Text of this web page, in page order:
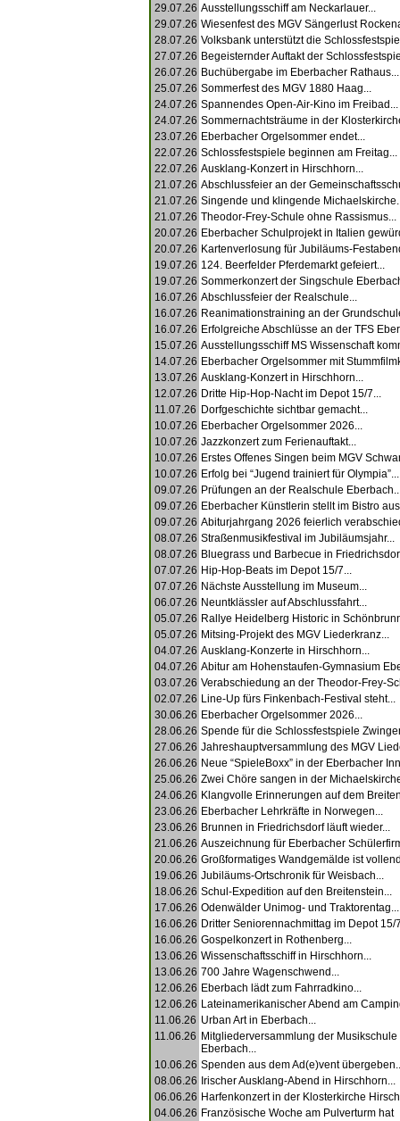
29.07.26 Ausstellungsschiff am Neckarlauer...
29.07.26 Wiesenfest des MGV Sängerlust
28.07.26 Volksbank unterstützt die
27.07.26 Begeisternder Auftakt der
26.07.26 Buchübergabe im Eberbacher Rathaus...
25.07.26 Sommerfest des MGV 1880 Haag...
24.07.26 Spannendes Open-Air-Kino im Freibad...
24.07.26 Sommernachtsträume in der
23.07.26 Eberbacher Orgelsommer endet...
22.07.26 Schlossfestspiele beginnen am Freitag...
22.07.26 Ausklang-Konzert in Hirschhorn...
21.07.26 Abschlussfeier an der
21.07.26 Singende und klingende
21.07.26 Theodor-Frey-Schule ohne Rassismus...
20.07.26 Eberbacher Schulprojekt in Italien
20.07.26 Kartenverlosung für Jubiläums-
19.07.26 124. Beerfelder Pferdemarkt gefeiert...
19.07.26 Sommerkonzert der Singschule
16.07.26 Abschlussfeier der Realschule...
16.07.26 Reanimationstraining an der
16.07.26 Erfolgreiche Abschlüsse an der TFS
15.07.26 Ausstellungsschiff MS Wissenschaft
14.07.26 Eberbacher Orgelsommer mit
13.07.26 Ausklang-Konzert in Hirschhorn...
12.07.26 Dritte Hip-Hop-Nacht im Depot 15/7...
11.07.26 Dorfgeschichte sichtbar gemacht...
10.07.26 Eberbacher Orgelsommer 2026...
10.07.26 Jazzkonzert zum Ferienauftakt...
10.07.26 Erstes Offenes Singen beim MGV
10.07.26 Erfolg bei “Jugend trainiert für Olympia”...
09.07.26 Prüfungen an der Realschule
09.07.26 Eberbacher Künstlerin stellt im Bistro
09.07.26 Abiturjahrgang 2026 feierlich
08.07.26 Straßenmusikfestival im Jubiläumsjahr...
08.07.26 Bluegrass und Barbecue in
07.07.26 Hip-Hop-Beats im Depot 15/7...
07.07.26 Nächste Ausstellung im Museum...
06.07.26 Neuntklässler auf Abschlussfahrt...
05.07.26 Rallye Heidelberg Historic in
05.07.26 Mitsing-Projekt des MGV Liederkranz...
04.07.26 Ausklang-Konzerte in Hirschhorn...
04.07.26 Abitur am Hohenstaufen-Gymnasium
03.07.26 Verabschiedung an der Theodor-Frey-
02.07.26 Line-Up fürs Finkenbach-Festival steht...
30.06.26 Eberbacher Orgelsommer 2026...
28.06.26 Spende für die Schlossfestspiele
27.06.26 Jahreshauptversammlung des MGV
26.06.26 Neue “SpieleBoxx” in der Eberbacher
25.06.26 Zwei Chöre sangen in der
24.06.26 Klangvolle Erinnerungen auf dem
23.06.26 Eberbacher Lehrkräfte in Norwegen...
23.06.26 Brunnen in Friedrichsdorf läuft wieder...
21.06.26 Auszeichnung für Eberbacher
20.06.26 Großformatiges Wandgemälde ist
19.06.26 Jubiläums-Ortschronik für Weisbach...
18.06.26 Schul-Expedition auf den Breitenstein...
17.06.26 Odenwälder Unimog- und Traktorentag...
16.06.26 Dritter Seniorennachmittag im Depot 15/
16.06.26 Gospelkonzert in Rothenberg...
13.06.26 Wissenschaftsschiff in Hirschhorn...
13.06.26 700 Jahre Wagenschwend...
12.06.26 Eberbach lädt zum Fahrradkino...
12.06.26 Lateinamerikanischer Abend am
11.06.26 Urban Art in Eberbach...
11.06.26 Mitgliederversammlung der Musikschule
Eberbach...
10.06.26 Spenden aus dem Ad(e)vent
08.06.26 Irischer Ausklang-Abend in Hirschhorn...
06.06.26 Harfenkonzert in der Klosterkirche
04.06.26 Französische Woche am Pulverturm hat